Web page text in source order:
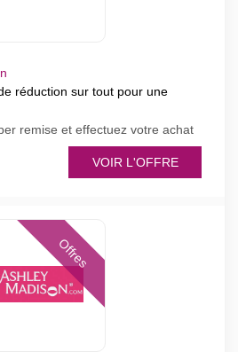
réduction sur tout pour une
remise et effectuez votre achat
VOIR L'OFFRE
Offres